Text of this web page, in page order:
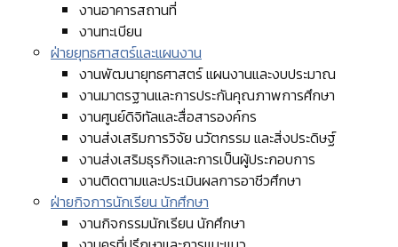
งานอาคารสถานที่
งานทะเบียน
ฝ่ายยุทธศาสตร์และแผนงาน
งานพัฒนายุทธศาสตร์ แผนงานและงบประมาณ
งานมาตรฐานและการประกันคุณภาพการศึกษา
งานศูนย์ดิจิทัลและสื่อสารองค์กร
งานส่งเสริมการวิจัย นวัตกรรม และสิ่งประดิษฐ์
งานส่งเสริมธุรกิจและการเป็นผู้ประกอบการ
งานติดตามและประเมินผลการอาชีวศึกษา
ฝ่ายกิจการนักเรียน นักศึกษา
งานกิจกรรมนักเรียน นักศึกษา